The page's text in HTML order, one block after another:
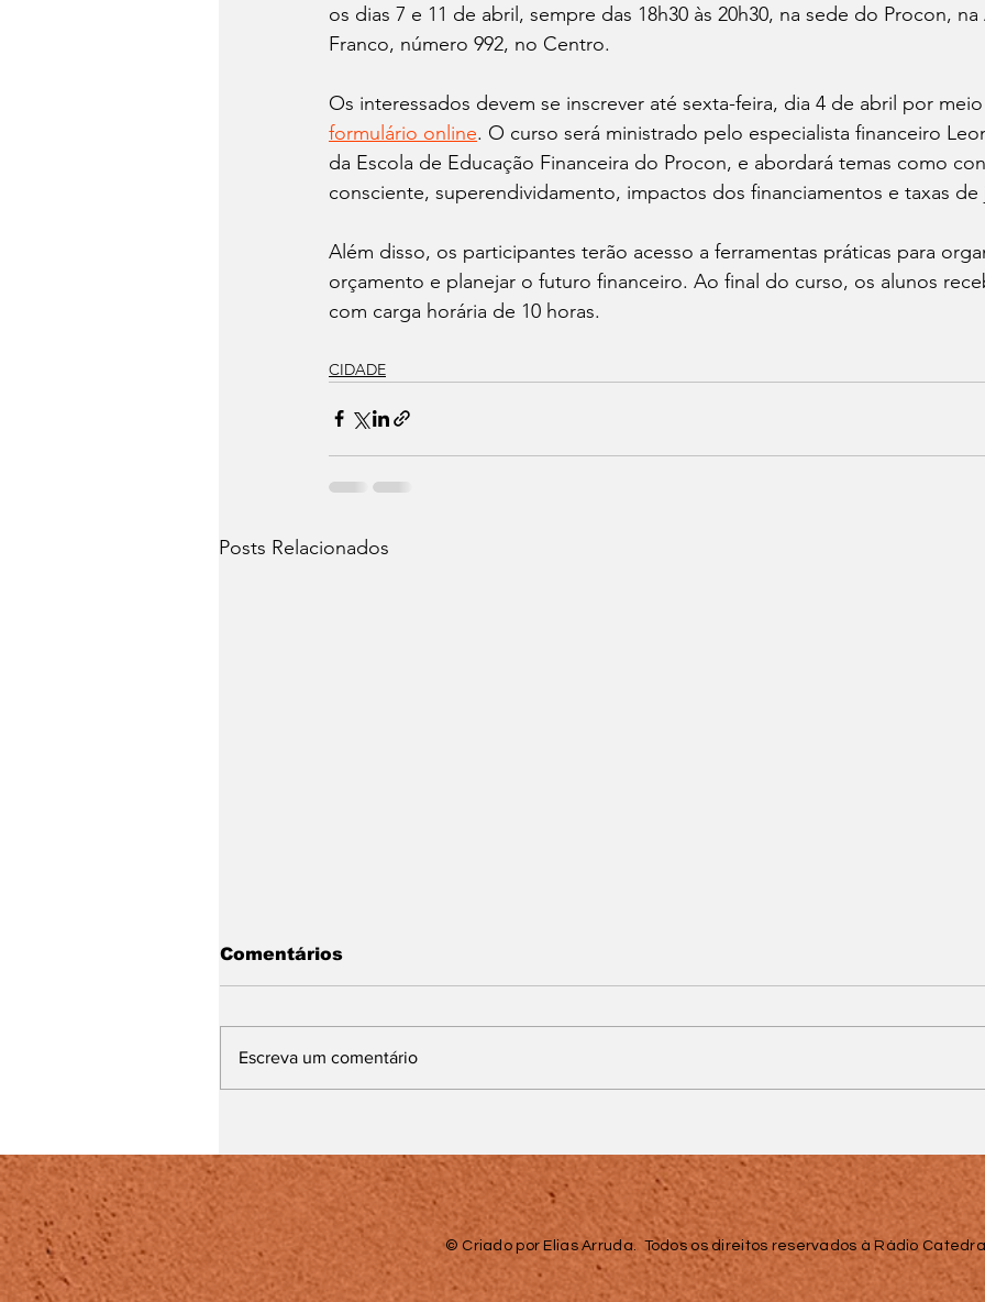
os dias 7 e 11 de abril, sempre das 18h30 às 20h30, na sede do Procon,
Franco, número 992, no Centro.
Os interessados devem se inscrever até sexta-feira, dia 4 de abril por
formulário online. O curso será ministrado pelo especialista financeiro
da Escola de Educação Financeira do Procon, e abordará temas como
consciente, superendividamento, impactos dos financiamentos e taxas de
Além disso, os participantes terão acesso a ferramentas práticas para
orçamento e planejar o futuro financeiro. Ao final do curso, os alunos
com carga horária de 10 horas.
CIDADE
Posts Relacionados
transforma vidas
da Saudade transforma
saudade em
homenagem aos pais
Comentários
Escreva um comentário
© Criado por Elias Arruda. Todos os direitos reservados à Rádio